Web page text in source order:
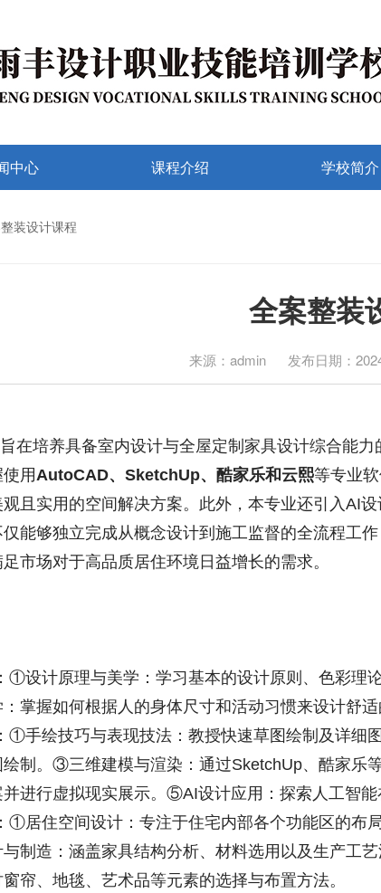
中心 课程介绍 学校简介
装设计课程
全案整装
来源：admin 发布日期：
在培养具备室内设计与全屋定制家具设计综合能力
用AutoCAD、SketchUp、酷家乐和云熙等专业
且实用的空间解决方案。此外，本专业还引入AI
能够独立完成从概念设计到施工监督的全流程工
市场对于高品质居住环境日益增长的需求。
①设计原理与美学：学习基本的设计原则、色彩
掌握如何根据人的身体尺寸和活动习惯来设计舒适
①手绘技巧与表现技法：教授快速草图绘制及详
制。③三维建模与渲染：通过SketchUp、酷家
进行虚拟现实展示。⑤AI设计应用：探索人工智能
①居住空间设计：专注于住宅内部各个功能区的
制造：涵盖家具结构分析、材料选用以及生产工
帘、地毯、艺术品等元素的选择与布置方法。